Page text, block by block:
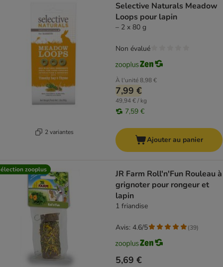
2 variantes
Selective Naturals Meadow
Loops pour lapin
– 2 x 80 g
À l'unité8,98 €
7,99 €
49,94 € / kg
7,59 €
Non évalué
Ajouter au panier
zooplus
JR Farm Roll'n'Fun Rouleau à
grignoter pour rongeur et
lapin
1 friandise
5,69 €
Avis: 4.6/5 (39)